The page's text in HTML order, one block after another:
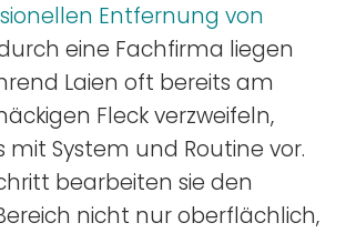
Entfernung von
eine Fachfirma liegen
Laien oft bereits am
Fleck verzweifeln,
mit System und Routine vor.
bearbeiten sie den
nicht nur oberflächlich,